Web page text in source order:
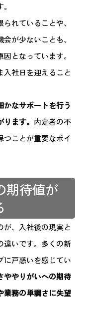
れていることや、
が少ないことも、
となっています。
入社日を迎えること
なサポートを行う
ます。 内定者の不
ことが重要なポイ
期待値が
が、入社後の現実と
違いです。多くの新
に戸惑いを感じてい
ややりがいへの期待
業務の単調さに失望